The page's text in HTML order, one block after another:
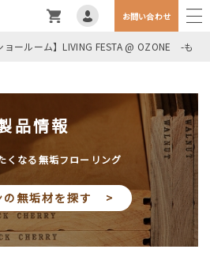
お問い合わせ
ョールーム】LIVING FESTA @ OZONE -も
品情報
くなる無垢フローリング
の無垢材を探す >